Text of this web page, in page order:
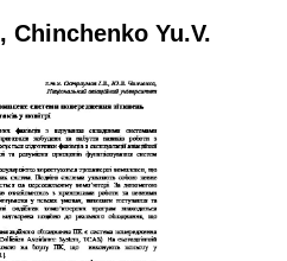
, Chinchenko Yu.V.